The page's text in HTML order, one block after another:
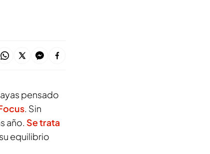
pensado
. Sin
año. Se trata
equilibrio